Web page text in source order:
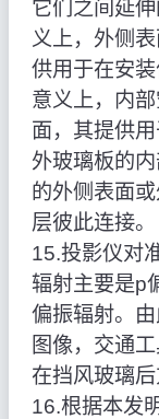
它们之间延
义上，外侧
供用于在安
意义上，内
面，其提供
外玻璃板的
的外侧表面
层彼此连接。
15.投影仪对
辐射主要是p
偏振辐射。
图像，交通
在挡风玻璃后
16.根据本发